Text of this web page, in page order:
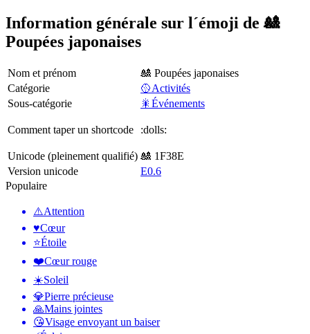
Information générale sur l´émoji de 🎎
Poupées japonaises
Nom et prénom
🎎 Poupées japonaises
Catégorie
🥎Activités
Sous-catégorie
🎇Événements
Comment taper un shortcode :dolls:
Unicode (pleinement qualifié) 🎎 1F38E
Version unicode
E0.6
Populaire
⚠️Attention
♥️Cœur
⭐Étoile
❤️Cœur rouge
☀️Soleil
💎Pierre précieuse
🙏Mains jointes
😘Visage envoyant un baiser